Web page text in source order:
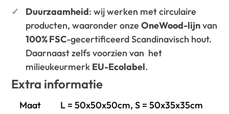
Duurzaamheid: wij werken met circulaire
producten, waaronder onzeOneWood-lijnvan
100% FSC-gecertificeerd Scandinavisch hout.
Daarnaast zelfs voorzien van het
milieukeurmerk EU-Ecolabel.
Extra informatie
Maat L = 50x50x50cm, S = 50x35x35cm